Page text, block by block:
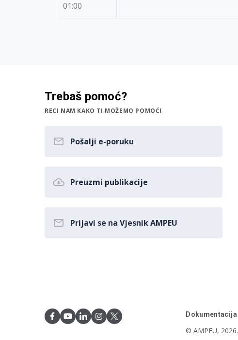
01:00
Trebaš pomoć?
RECI NAM KAKO TI MOŽEMO POMOĆI
Pošalji e-poruku
Preuzmi publikacije
Prijavi se na Vjesnik AMPEU
Dokumentacija
© AMPEU, 2026.